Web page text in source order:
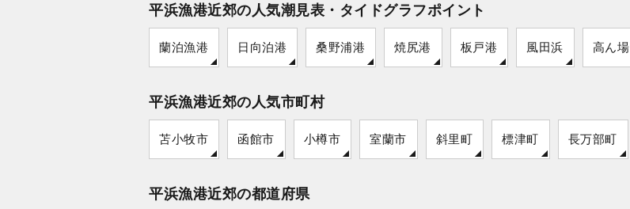
平浜漁港近郊の人気潮見表・タイドグラフポイント
蘭泊漁港 日向泊港 桑野浦港 焼尻港 板戸港 風田浜 高ん場
平浜漁港近郊の人気市町村
苫小牧市 函館市 小樽市 室蘭市 斜里町 標津町 長万部町
平浜漁港近郊の都道府県